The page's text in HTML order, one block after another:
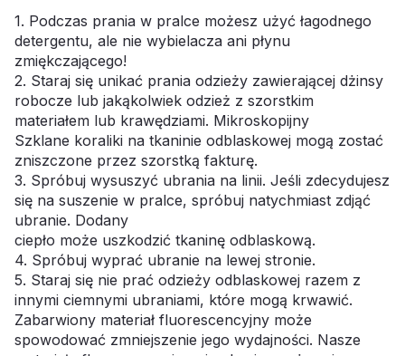
1. Podczas prania w pralce możesz użyć łagodnego
detergentu, ale nie wybielacza ani płynu
zmiękczającego!
2. Staraj się unikać prania odzieży zawierającej dżinsy
robocze lub jakąkolwiek odzież z szorstkim
materiałem lub krawędziami. Mikroskopijny
Szklane koraliki na tkaninie odblaskowej mogą zostać
zniszczone przez szorstką fakturę.
3. Spróbuj wysuszyć ubrania na linii. Jeśli zdecydujesz
się na suszenie w pralce, spróbuj natychmiast zdjąć
ubranie. Dodany
ciepło może uszkodzić tkaninę odblaskową.
4. Spróbuj wyprać ubranie na lewej stronie.
5. Staraj się nie prać odzieży odblaskowej razem z
innymi ciemnymi ubraniami, które mogą krwawić.
Zabarwiony materiał fluorescencyjny może
spowodować zmniejszenie jego wydajności. Nasze